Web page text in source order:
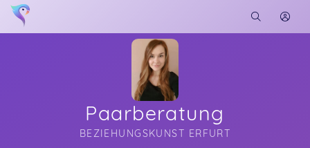
Paarberatung
BEZIEHUNGSKUNST ERFURT